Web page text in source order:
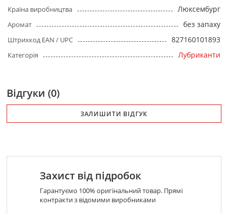
Країна виробництва Люксембург
Аромат без запаху
Штрихкод EAN / UPC 827160101893
Категорія Лубриканти
Відгуки (0)
ЗАЛИШИТИ ВІДГУК
Захист від підробок
Гарантуємо 100% оригінальний товар. Прямі
контракти з відомими виробниками